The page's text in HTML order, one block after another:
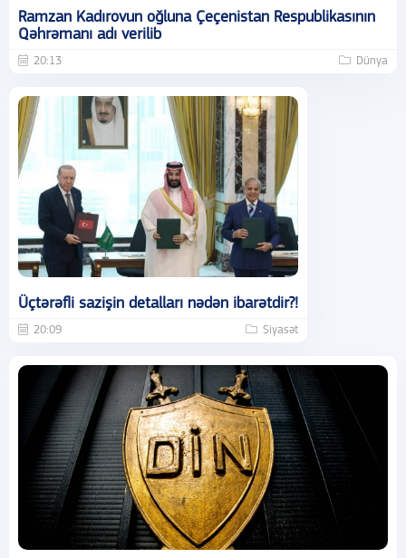
Ramzan Kadırovun oğluna Çeçenistan Respublikasının
Qəhrəmanı adı verilib
20:13 Dünya
Üçtərəfli sazişin detalları nədən ibarətdir?!
20:09 Siyasət